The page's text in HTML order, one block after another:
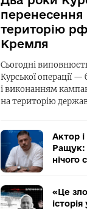
перенесення
територію
Кремля
Сьогодні
Курської операції
і виконанням
на територію
Актор
Ращук:
нічого
«Це